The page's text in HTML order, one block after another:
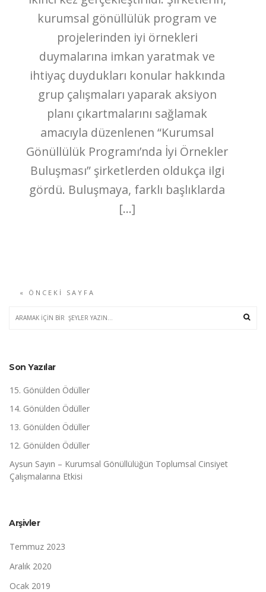
kurumsal gönüllülük program ve
projelerinden iyi örnekleri
duymalarına imkan yaratmak ve
ihtiyaç duydukları konular hakkında
grup çalışmaları yaparak aksiyon
planı çıkartmalarını sağlamak
amacıyla düzenlenen “Kurumsal
Gönüllülük Programı’nda İyi Örnekler
Buluşması” şirketlerden oldukça ilgi
gördü. Buluşmaya, farklı başlıklarda
[…]
« ÖNCEKI SAYFA
Son Yazılar
15. Gönülden Ödüller
14. Gönülden Ödüller
13. Gönülden Ödüller
12. Gönülden Ödüller
Aysun Sayın – Kurumsal Gönüllülüğün Toplumsal Cinsiyet
Çalışmalarına Etkisi
Arşivler
Temmuz 2023
Aralık 2020
Ocak 2019